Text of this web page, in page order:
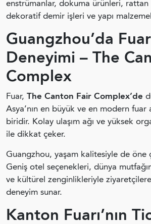
enstrümanlar, dokuma ürünleri,
dekoratif demir işleri ve yapı
Guangzhou’da Fuar
Deneyimi – The
Complex
Fuar, The Canton Fair Complex’de
Asya’nın en büyük ve en modern fuar
biridir. Kolay ulaşım ağı ve yüksek
ile dikkat çeker.
Guangzhou, yaşam kalitesiyle de öne
Geniş otel seçenekleri, dünya
ve kültürel zenginlikleriyle
deneyim sunar.
Kanton Fuarı’nın